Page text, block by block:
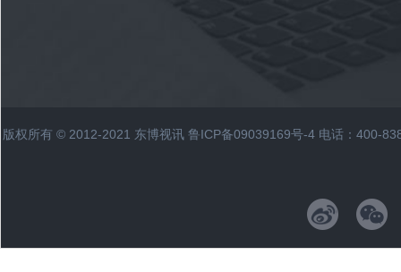
版权所有 © 2012-2021 东博视讯 鲁ICP备09039169号-4电话：400-